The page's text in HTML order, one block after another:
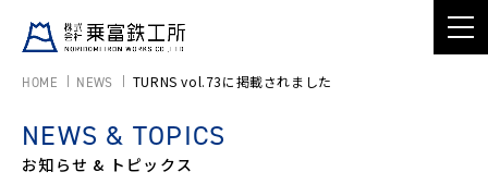
HOME NEWS TURNS vol.73に掲載されました
NEWS & TOPICS
お知らせ & トピックス